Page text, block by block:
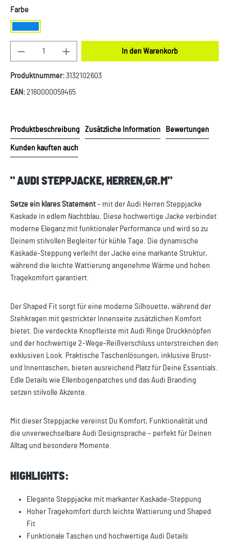
Farbeauswählen
Blau
Produkt Anzahl: Gib den gewünschten Wert ein
In den Warenkorb
Produktnummer:3132102603
EAN:2160000059465
Produktbeschreibung Zusätzliche Information Bewertungen
Kunden kauften auch
" AUDI STEPPJACKE, HERREN,GR.M"
Setze ein klares Statement– mit der Audi Herren Steppjacke
Kaskade in edlem Nachtblau. Diese hochwertige Jacke verbindet
moderne Eleganz mit funktionaler Performance und wird so zu
Deinem stilvollen Begleiter für kühle Tage. Die dynamische
Kaskade-Steppung verleiht der Jacke eine markante Struktur,
während die leichte Wattierung angenehme Wärme und hohen
Tragekomfort garantiert.
Der Shaped Fit sorgt für eine moderne Silhouette, während der
Stehkragen mit gestrickter Innenseite zusätzlichen Komfort
bietet. Die verdeckte Knopfleiste mit Audi Ringe Druckknöpfen
und der hochwertige 2-Wege-Reißverschluss unterstreichen den
exklusiven Look. Praktische Taschenlösungen, inklusive Brust-
und Innentaschen, bieten ausreichend Platz für Deine Essentials.
Edle Details wie Ellenbogenpatches und das Audi Branding
setzen stilvolle Akzente.
Mit dieser Steppjacke vereinst Du Komfort, Funktionalität und
die unverwechselbare Audi Designsprache – perfekt für Deinen
Alltag und besondere Momente.
HIGHLIGHTS:
Elegante Steppjacke mit markanter Kaskade-Steppung
Hoher Tragekomfort durch leichte Wattierung und Shaped
Fit
Funktionale Taschen und hochwertige Audi Details